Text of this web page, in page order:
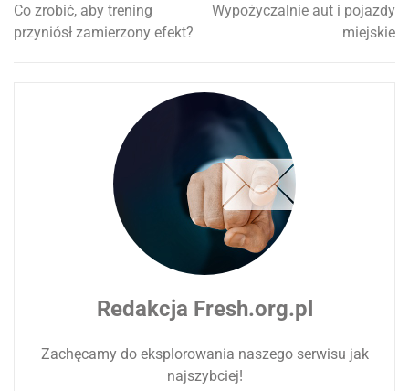
Nawigacja
wpisu
Co zrobić, aby trening
przyniósł zamierzony efekt?
Wypożyczalnie aut i pojazdy
miejskie
Redakcja Fresh.org.pl
Zachęcamy do eksplorowania naszego serwisu jak
najszybciej!